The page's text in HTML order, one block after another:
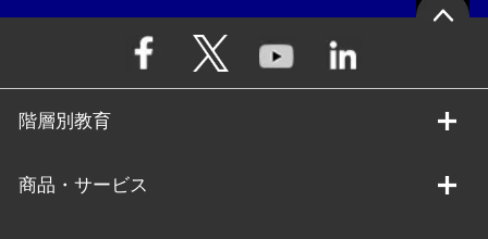
階層別教育
商品・サービス